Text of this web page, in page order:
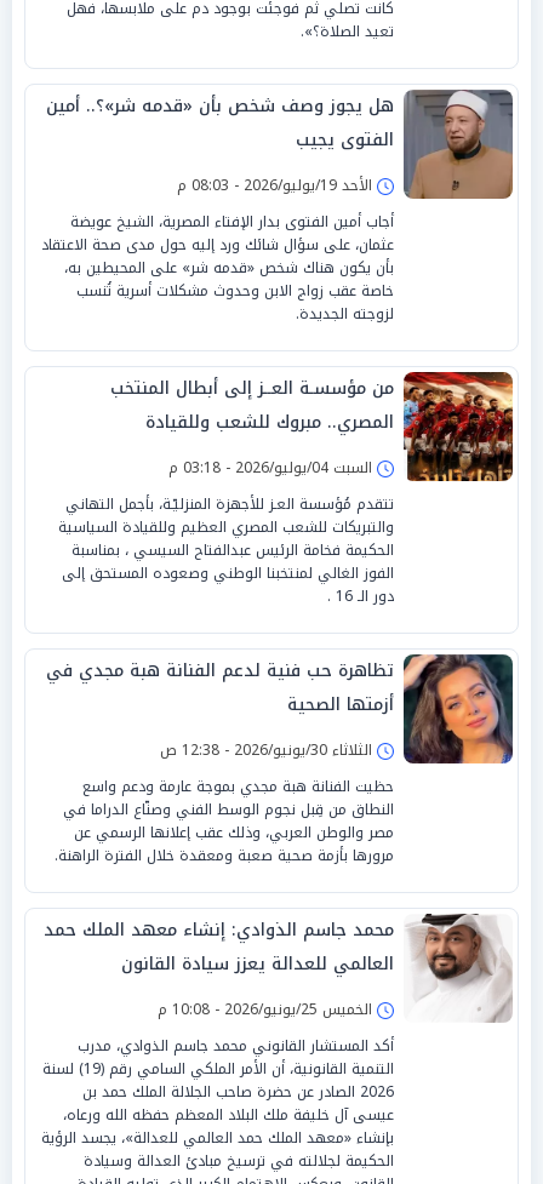
كانت تصلي ثم فوجئت بوجود دم على ملابسها، فهل
تعيد الصلاة؟».
هل يجوز وصف شخص بأن «قدمه شر»؟.. أمين
الفتوى يجيب
الأحد 19/يوليو/2026 - 08:03 م
أجاب أمين الفتوى بدار الإفتاء المصرية، الشيخ عويضة
عثمان، على سؤال شائك ورد إليه حول مدى صحة الاعتقاد
بأن يكون هناك شخص «قدمه شر» على المحيطين به،
خاصة عقب زواج الابن وحدوث مشكلات أسرية تُنسب
لزوجته الجديدة.
من مؤسسـة العــز إلى أبطال المنتخب
المصري.. مبروك للشعب وللقيادة
السبت 04/يوليو/2026 - 03:18 م
تتقدم مُؤسسة العـز للأجهزة المنزليّـة، بأجمل التهاني
والتبريكات للشعب المصري العظيم وللقيادة السياسية
الحكيمة فخامة الرئيس عبدالفتاح السيسي ، بمناسبة
الفوز الغالي لمنتخبنا الوطني وصعوده المستحق إلى
دور الـ 16 .
تظاهرة حب فنية لدعم الفنانة هبة مجدي في
أزمتها الصحية
الثلاثاء 30/يونيو/2026 - 12:38 ص
حظيت الفنانة هبة مجدي بموجة عارمة ودعم واسع
النطاق من قِبل نجوم الوسط الفني وصنّاع الدراما في
مصر والوطن العربي، وذلك عقب إعلانها الرسمي عن
مرورها بأزمة صحية صعبة ومعقدة خلال الفترة الراهنة.
محمد جاسم الذوادي: إنشاء معهد الملك حمد
العالمي للعدالة يعزز سيادة القانون
الخميس 25/يونيو/2026 - 10:08 م
أكد المستشار القانوني محمد جاسم الذوادي، مدرب
التنمية القانونية، أن الأمر الملكي السامي رقم (19) لسنة
2026 الصادر عن حضرة صاحب الجلالة الملك حمد بن
عيسى آل خليفة ملك البلاد المعظم حفظه الله ورعاه،
بإنشاء «معهد الملك حمد العالمي للعدالة»، يجسد الرؤية
الحكيمة لجلالته في ترسيخ مبادئ العدالة وسيادة